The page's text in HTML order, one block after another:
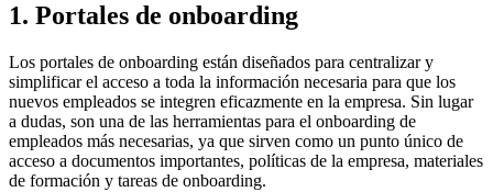
1. Portales de onboarding
Los portales de onboarding están diseñados para centralizar y
simplificar el acceso a toda la información necesaria para que los
nuevos empleados se integren eficazmente en la empresa. Sin lugar
a dudas, son una de las herramientas para el onboarding de
empleados más necesarias, ya que sirven como un punto único de
acceso a documentos importantes, políticas de la empresa, materiales
de formación y tareas de onboarding.